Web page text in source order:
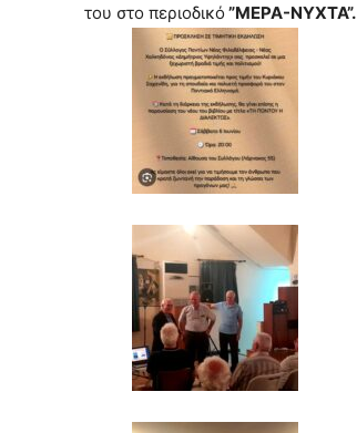
του στο περιοδικό ”ΜΕΡΑ-ΝΥΧΤΑ”.